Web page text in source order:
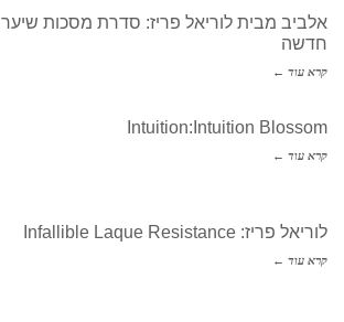
אלביב מבית לוריאל פריז: סדרת מסכות שיער
חדשה
קרא עוד ←
Intuition:Intuition Blossom
קרא עוד ←
לוריאל פריז: Infallible Laque Resistance
קרא עוד ←